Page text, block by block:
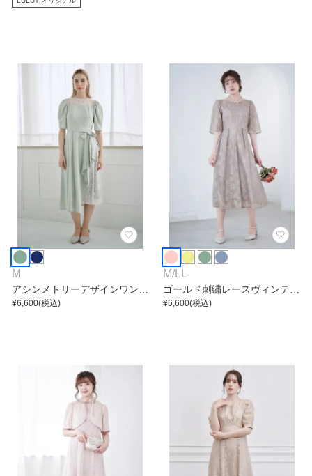
M
アシンメトリーデザインワンピ
ース
¥6,600(税込)
M/LL
ゴールド刺繍レースヴィンテー
ジワンピース
¥6,600(税込)